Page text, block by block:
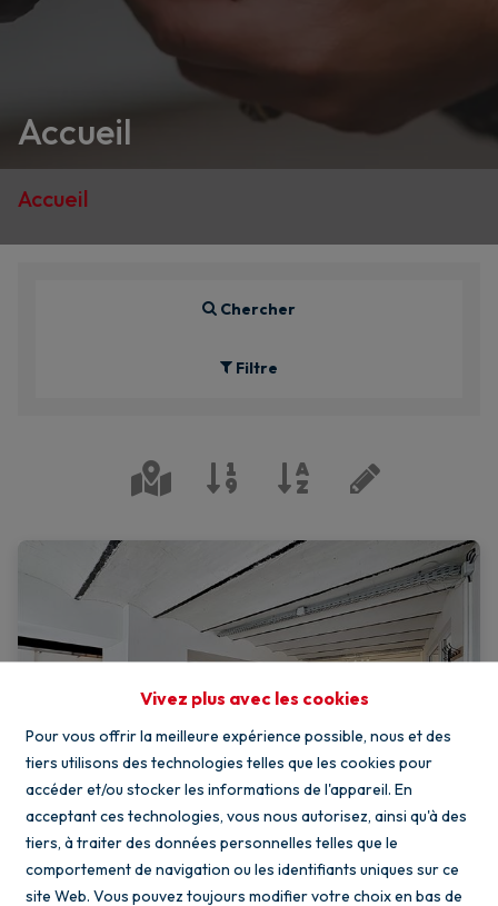
Vivez plus avec les cookies
Pour vous offrir la meilleure expérience possible, nous et des
tiers utilisons des technologies telles que les cookies pour
accéder et/ou stocker les informations de l'appareil. En
acceptant ces technologies, vous nous autorisez, ainsi qu'à des
tiers, à traiter des données personnelles telles que le
comportement de navigation ou les identifiants uniques sur ce
site Web. Vous pouvez toujours modifier votre choix en bas de
Accueil
Accueil
Chercher
Filtre
Cap'Houses : Commerce